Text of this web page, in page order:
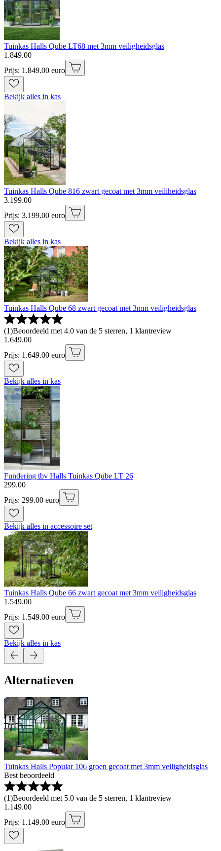
Tuinkas Halls Qube LT68 met 3mm veiligheidsglas
1 .849.00
Prijs: 1.849.00 euro
Bekijk alles in kas
Tuinkas Halls Qube 816 zwart gecoat met 3mm veiliheidsglas
3.199.00
Prijs: 3.199.00 euro
Bekijk alles in kas
Tuinkas Halls Qube 68 zwart gecoat met 3mm veiligheidsglas
(1)Beoordeeld met 4.0 van de 5 sterren, 1 klantreview
1 .649.00
Prijs: 1.649.00 euro
Bekijk alles in kas
Fundering tbv Halls Tuinkas Qube LT 26
299.00
Prijs: 299.00 euro
Bekijk alles in accessoire set
Tuinkas Halls Qube 66 zwart gecoat met 3mm veiligheidsglas
1 .549.00
Prijs: 1.549.00 euro
Bekijk alles in kas
Alternatieven
Tuinkas Halls Popular 106 groen gecoat met 3mm veiligheidsglas
Best beoordeeld
(1)Beoordeeld met 5.0 van de 5 sterren, 1 klantreview
1 .149.00
Prijs: 1.149.00 euro